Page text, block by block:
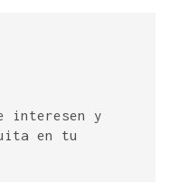
interesen y
en tu